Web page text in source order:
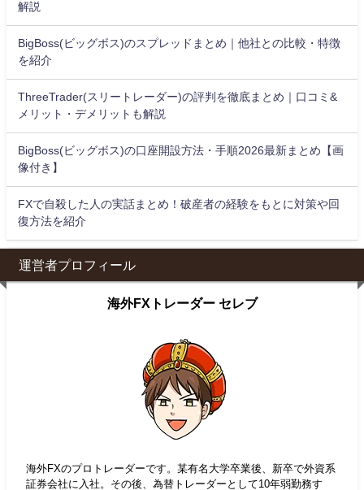
解説
BigBoss(ビッグボス)のスプレッドまとめ｜他社との比較・特徴
を紹介
ThreeTrader(スリートレーダー)の評判を徹底まとめ｜口コミ&
メリット・デメリットも解説
BigBoss(ビッグボス)の口座開設方法・手順2026最新まとめ【画
像付き】
FXで自殺した人の実話まとめ！破産者の経験をもとに対策や回
復方法を紹介
運営者プロフィール
海外FXトレーダー セレブ
海外FXのプロトレーダーです。某有名大学卒業後、新卒で外資系
証券会社に入社。その後、為替トレーダーとして10年弱勤務す